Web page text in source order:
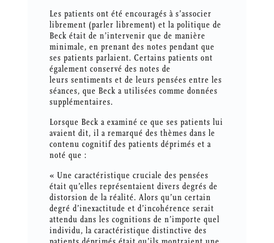
Les patients ont été encouragés à s’associer
librement (parler librement) et la politique de
Beck était de n’intervenir que de manière
minimale, en prenant des notes pendant que
ses patients parlaient. Certains patients ont
également conservé des notes de
leurs sentiments et de leurs pensées entre les
séances, que Beck a utilisées comme données
supplémentaires.
Lorsque Beck a examiné ce que ses patients lui
avaient dit, il a remarqué des thèmes dans le
contenu cognitif des patients déprimés et a
noté que :
« Une caractéristique cruciale des pensées
était qu’elles représentaient divers degrés de
distorsion de la réalité. Alors qu’un certain
degré d’inexactitude et d’incohérence serait
attendu dans les cognitions de n’importe quel
individu, la caractéristique distinctive des